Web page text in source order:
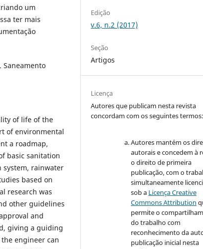
um
ter mais
Saneamento
of life of the
of environmental
a roadmap,
basic sanitation
rainwater
based on
research was
other guidelines
and
giving a guiding
engineer can
Edição
v.6, n.2 (2017)
Seção
Artigos
Licença
Autores que publicam nesta revista
concordam com os seguintes termos:
Autores mantém os
autorais e concedem à
o direito de primeira
publicação, com o
simultaneamente
sob a Licença Creative
Commons Attribution
permite o
do trabalho com
reconhecimento da
publicação inicial nesta